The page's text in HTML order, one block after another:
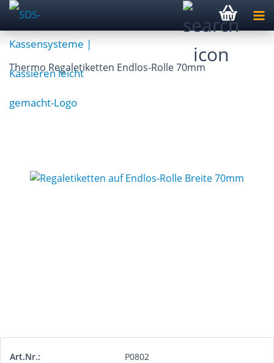
Thermo Regaletiketten Endlos-Rolle 70mm
Art.Nr.:
P0802